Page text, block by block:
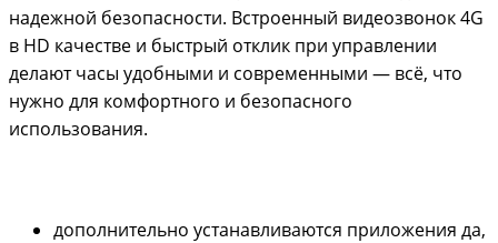
надежной безопасности. Встроенный видеозвонок 4G
в HD качестве и быстрый отклик при управлении
делают часы удобными и современными — всё, что
нужно для комфортного и безопасного
использования.
дополнительно устанавливаются приложения да,